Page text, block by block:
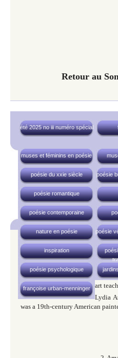
Retour au
été 2025 no iii numéro spécial
muses et féminins en poésie
poésie du xxie siècle poésie
poésie romantique
poésie contemporaine
nature en poésie poésie
inspiration
poésie psychologique
françoise urban-menninger
art
Lydia
was a 19th-century American